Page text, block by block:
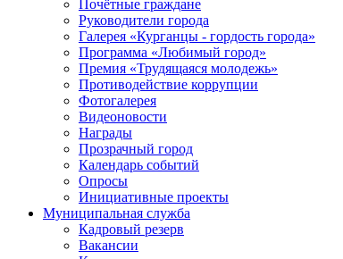
Почётные граждане
Руководители города
Галерея «Курганцы - гордость города»
Программа «Любимый город»
Премия «Трудящаяся молодежь»
Противодействие коррупции
Фотогалерея
Видеоновости
Награды
Прозрачный город
Календарь событий
Опросы
Инициативные проекты
Муниципальная служба
Кадровый резерв
Вакансии